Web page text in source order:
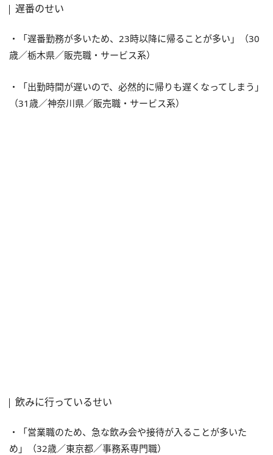
遅番のせい
・「遅番勤務が多いため、23時以降に帰ることが多い」（30
歳／栃木県／販売職・サービス系）
・「出勤時間が遅いので、必然的に帰りも遅くなってしまう」
（31歳／神奈川県／販売職・サービス系）
飲みに行っているせい
・「営業職のため、急な飲み会や接待が入ることが多いた
め」（32歳／東京都／事務系専門職）